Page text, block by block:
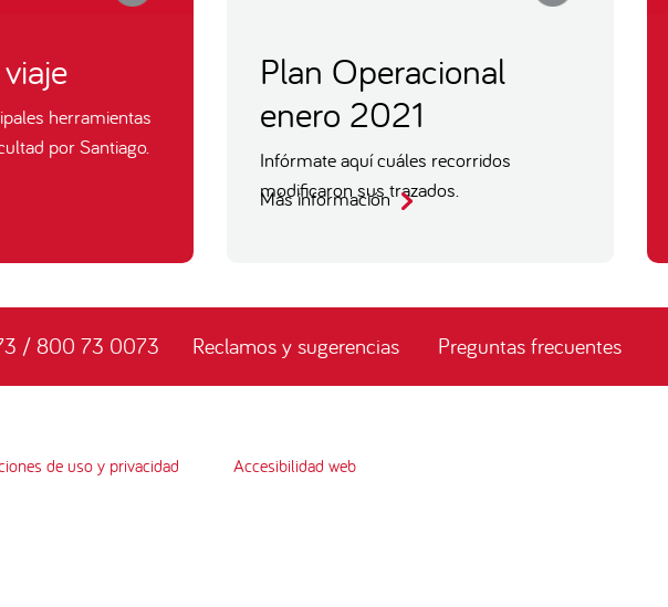
herramientas
por Santiago.
Plan Operacional
enero 2021
Infórmate aquí cuáles recorridos
modificaron sus trazados.
Más información
/ 800 73 0073 Reclamos y sugerencias Preguntas frecuentes
de uso y privacidad Accesibilidad web